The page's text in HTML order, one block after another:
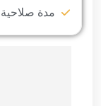
مدة صلاحية